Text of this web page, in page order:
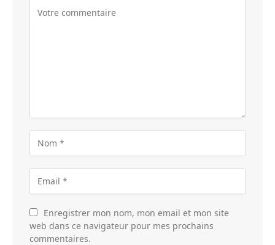
Enregistrer mon nom, mon email et mon site
web dans ce navigateur pour mes prochains
commentaires.